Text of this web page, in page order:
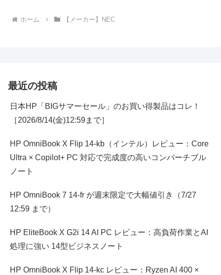
ホーム 【メーカー】NEC
最近の投稿
日本HP「BIGサマーセール」のお買い得製品はコレ！
［2026/8/14(金)12:59まで］
HP OmniBook X Flip 14-kb（インテル）レビュー：Core
Ultra × Copilot+ PC 対応で完成度の高いコンバーチブル
ノート
HP OmniBook 7 14-fr が週末限定で大幅値引き（7/27
12:59 まで）
HP EliteBook X G2i 14 AI PC レビュー：高負荷作業とAI
処理に強い 14型ビジネスノート
HP OmniBook X Flip 14-kc レビュー：Ryzen AI 400 ×